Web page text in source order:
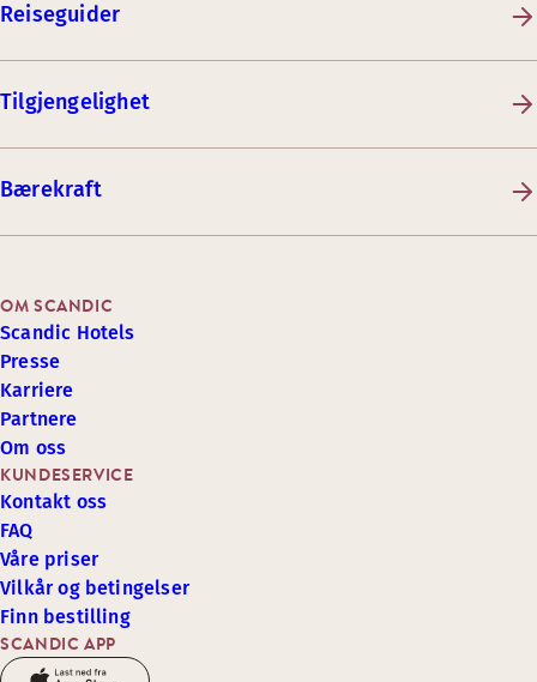
Reiseguider
Tilgjengelighet
Bærekraft
SCANDIC APP
KUNDESERVICE
Kontakt oss
FAQ
Våre priser
Vilkår og betingelser
Finn bestilling
OM SCANDIC
Scandic Hotels
Presse
Karriere
Partnere
Om oss